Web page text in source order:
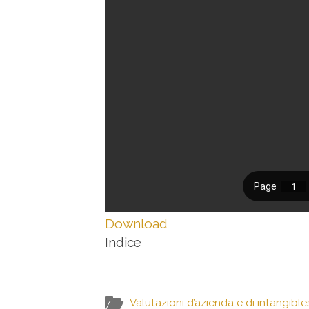
Download
Indice
Valutazioni d’azienda e di